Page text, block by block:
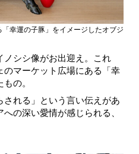
幸運の子豚」をイメージしたオブジ
ノシシ像がお出迎え。これ
のマーケット広場にある「幸
の。
される」という言い伝えがあ
の深い愛情が感じられる、